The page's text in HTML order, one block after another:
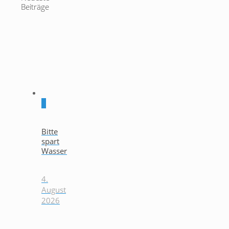
Beiträge
Bitte
spart
Wasser
4.
August
2026